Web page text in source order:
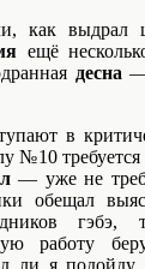
как выдрал
ещё
десна
в
№10
— уже не
обещал
гэбэ,
работу
ли я подойду